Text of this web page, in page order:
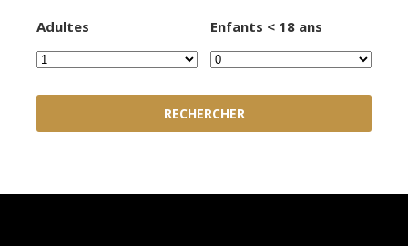
Adultes Enfants < 18 ans